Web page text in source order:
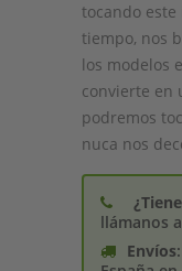
tocando
tiempo, nos
los modelos
convierte en
podremos
nuca nos
llámanos
Envíos